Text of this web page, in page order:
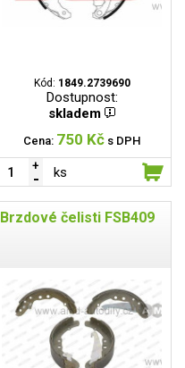
Kód: 1849.2739690
Dostupnost:
skladem
Cena: 750 Kč s DPH
ks
Brzdové čelisti FSB409